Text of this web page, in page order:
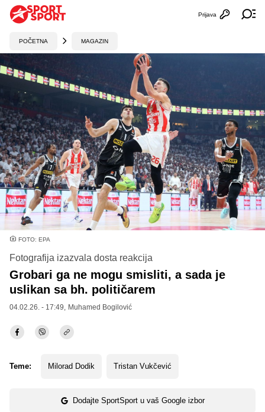
Otvori
Prijava
POČETNA MAGAZIN
FOTO: EPA
Fotografija izazvala dosta reakcija
Grobari ga ne mogu smisliti, a sada je
uslikan sa bh. političarem
04.02.26. - 17:49, Muhamed Bogilović
Teme: Milorad Dodik Tristan Vukčević
Dodajte SportSport u vaš Google izbor